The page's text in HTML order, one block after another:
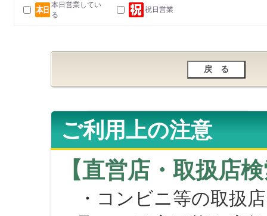
本日営業してい
る
祝日営業
ご利用上の注意
【直営店・取扱店
・コンビニ等の取扱